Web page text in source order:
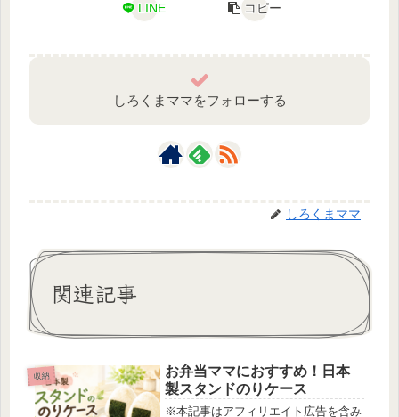
LINE コピー
しろくまママをフォローする
しろくまママ
関連記事
収納
お弁当ママにおすすめ！日本
製スタンドのりケース
※本記事はアフィリエイト広告を含み